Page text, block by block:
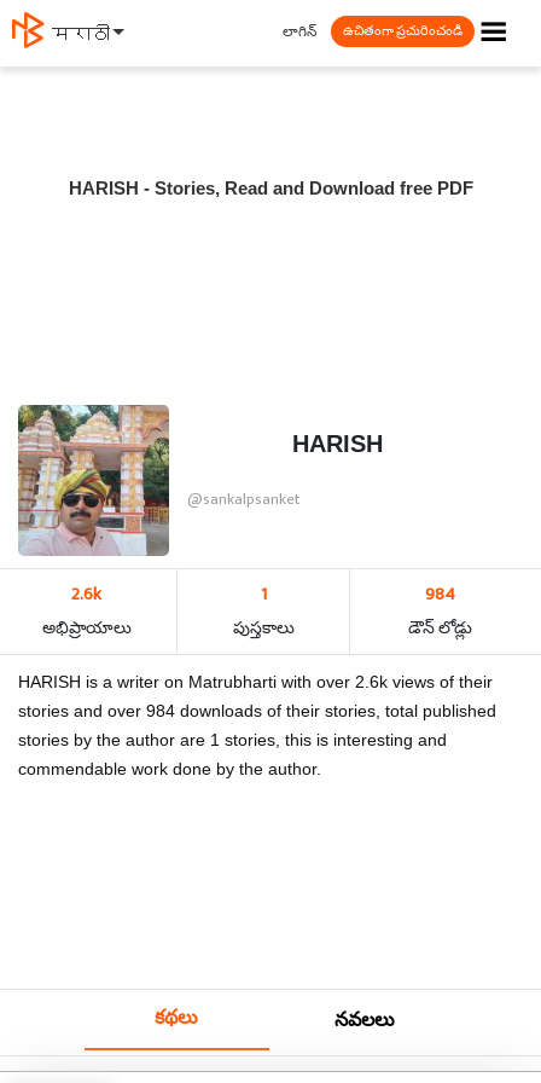
मराठी ☰
లాగిన్ ఉచితంగా ప్రచురించండి
HARISH - Stories, Read and Download free PDF
HARISH
@sankalpsanket
2.6k
అభిప్రాయాలు
1
పుస్తకాలు
984
డౌన్ లోడ్లు
HARISH is a writer on Matrubharti with over 2.6k views of their
stories and over 984 downloads of their stories, total published
stories by the author are 1 stories, this is interesting and
commendable work done by the author.
కథలు నవలలు